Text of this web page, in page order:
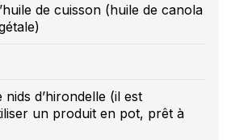
de cuisson (huile de canola
nids d’hirondelle (il est
un produit en pot, prêt à